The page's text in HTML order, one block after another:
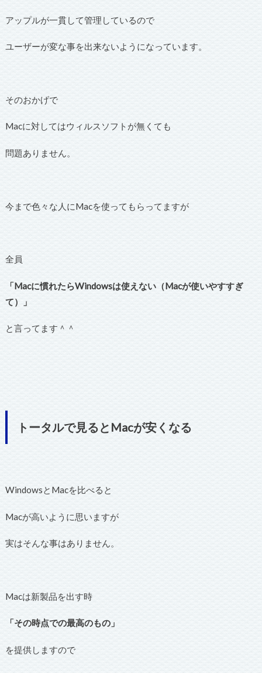
アップルが一貫して管理しているので
ユーザーが変な事を出来ないようになっています。
そのおかげで
Macに対してはウィルスソフトが無くても
問題ありません。
今まで色々な人にMacを使ってもらってますが
全員
「Macに慣れたらWindowsは使えない（Macが使いやすすぎ
て）」
と言ってます＾＾
トータルで見るとMacが安くなる
WindowsとMacを比べると
Macが高いように思いますが
実はそんな事はありません。
Macは新製品を出す時
「その時点での最高のもの」
を提供しますので